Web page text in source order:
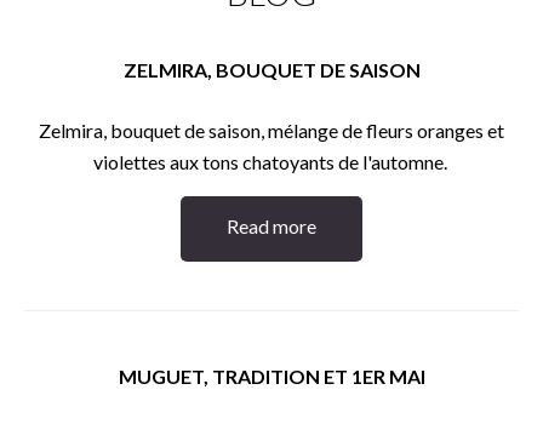
ZELMIRA, BOUQUET DE SAISON
Zelmira, bouquet de saison, mélange de fleurs oranges et
violettes aux tons chatoyants de l'automne.
Read more
MUGUET, TRADITION ET 1ER MAI